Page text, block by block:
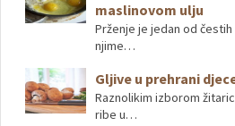
maslinovom ulju
Prženje je jedan od
njime…
Gljive u prehrani
Raznolikim izborom
ribe u…